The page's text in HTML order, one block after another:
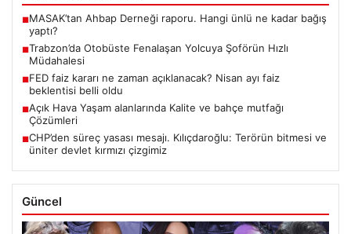
■MASAK’tan Ahbap Derneği raporu. Hangi ünlü ne kadar bağış
yaptı?
■Trabzon’da Otobüste Fenalaşan Yolcuya Şoförün Hızlı
Müdahalesi
■FED faiz kararı ne zaman açıklanacak? Nisan ayı faiz
beklentisi belli oldu
■Açık Hava Yaşam alanlarında Kalite ve bahçe mutfağı
Çözümleri
■CHP’den süreç yasası mesajı. Kılıçdaroğlu: Terörün bitmesi ve
üniter devlet kırmızı çizgimiz
Güncel